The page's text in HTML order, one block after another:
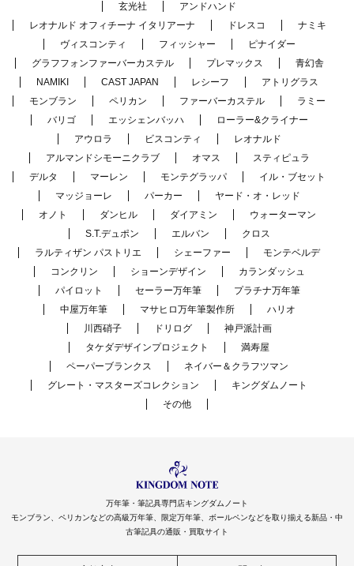
玄光社
アンドハンド
レオナルド オフィチーナ イタリアーナ
ドレスコ
ナミキ
ヴィスコンティ
フィッシャー
ピナイダー
グラフフォンファーバーカステル
プレマックス
青幻舎
NAMIKI
CAST JAPAN レシーフ
アトリグラス
モンブラン
ペリカン ファーバーカステル
ラミー
バリゴ
エッシェンバッハ
ローラー&クライナー
アウロラ
ビスコンティ
レオナルド
アルマンドシモーニクラブ
オマス
スティピュラ
デルタ
マーレン モンテグラッパ
イル・ブセット
マッジョーレ
パーカー
ヤード・オ・レッド
オノト
ダンヒル ダイアミン
ウォーターマン
S.T.デュポン
エルバン
クロス
ラルティザン パストリエ
シェーファー
モンテベルデ
コンクリン
ショーンデザイン
カランダッシュ
パイロット
セーラー万年筆
プラチナ万年筆
中屋万年筆
マサヒロ万年筆製作所
ハリオ
川西硝子
ドリログ
神戸派計画
タケダデザインプロジェクト
満寿屋
ペーパーブランクス
ネイバー＆クラフツマン
グレート・マスターズコレクション
キングダムノート
その他
万年筆・筆記具専門店キングダムノート
モンブラン、ペリカンなどの高級万年筆、限定万年筆、ボールペンなどを取り揃える新品・中
古筆記具の通販・買取サイト